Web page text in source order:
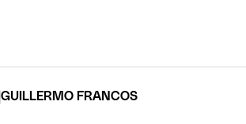
|GUILLERMO FRANCOS